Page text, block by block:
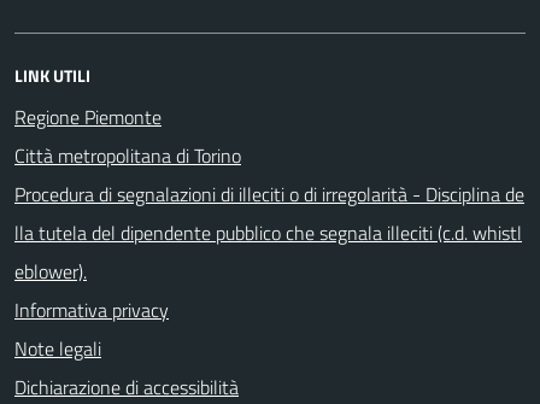
LINK UTILI
Regione Piemonte
Città metropolitana di Torino
Procedura di segnalazioni di illeciti o di irregolarità - Disciplina de
lla tutela del dipendente pubblico che segnala illeciti (c.d. whistl
eblower).
Informativa privacy
Note legali
Dichiarazione di accessibilità